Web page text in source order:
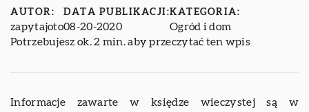
AUTOR:
zapytajoto
DATA PUBLIKACJI:
08-20-2020
KATEGORIA:
Ogród i dom
Potrzebujesz ok. 2 min. aby przeczytać ten wpis
Informacje zawarte w księdze wieczystej są w